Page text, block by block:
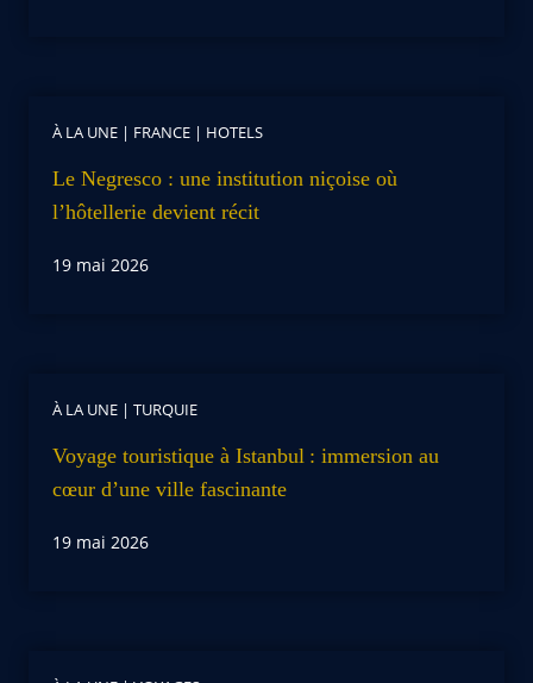
À LA UNE | FRANCE | HOTELS
Le Negresco : une institution niçoise où
l’hôtellerie devient récit
19 mai 2026
À LA UNE | TURQUIE
Voyage touristique à Istanbul : immersion au
cœur d’une ville fascinante
19 mai 2026